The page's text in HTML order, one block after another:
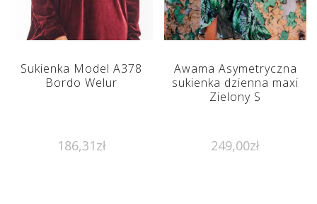
Sukienka Model A378
Bordo Welur
186,31zł
Awama Asymetryczna
sukienka dzienna maxi
Zielony S
249,00zł